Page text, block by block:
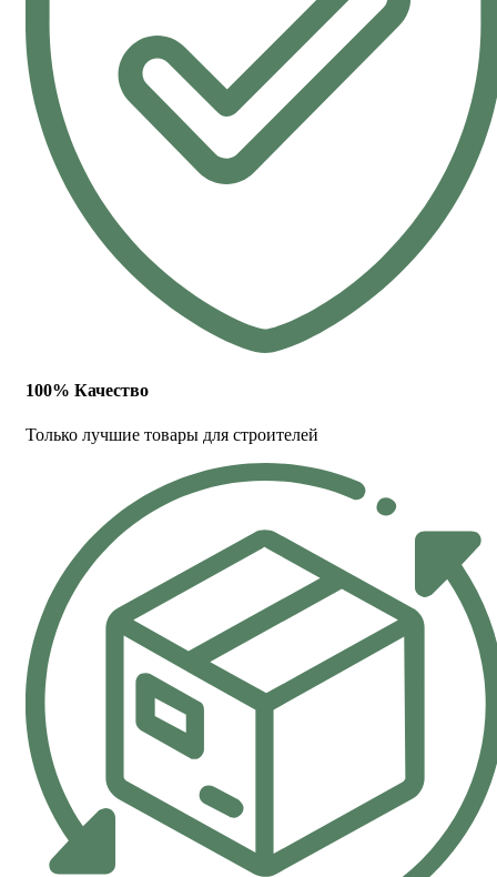
100% Качество
Только лучшие товары для строителей